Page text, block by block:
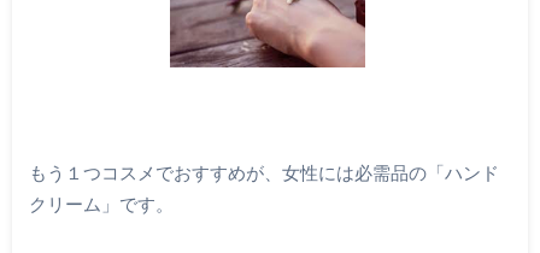
もう１つコスメでおすすめが、女性には必需品の「ハンド
クリーム」です。